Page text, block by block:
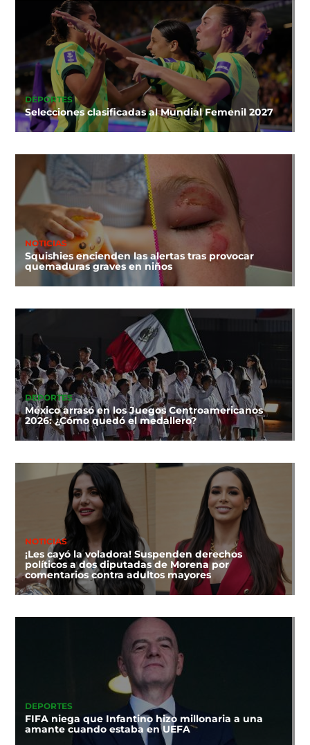
DEPORTES
Selecciones clasificadas al Mundial Femenil 2027
NOTICIAS
Squishies encienden las alertas tras provocar
quemaduras graves en niños
DEPORTES
México arrasó en los Juegos Centroamericanos
2026: ¿Cómo quedó el medallero?
NOTICIAS
¡Les cayó la voladora! Suspenden derechos
políticos a dos diputadas de Morena por
comentarios contra adultos mayores
DEPORTES
FIFA niega que Infantino hizo millonaria a una
amante cuando estaba en UEFA